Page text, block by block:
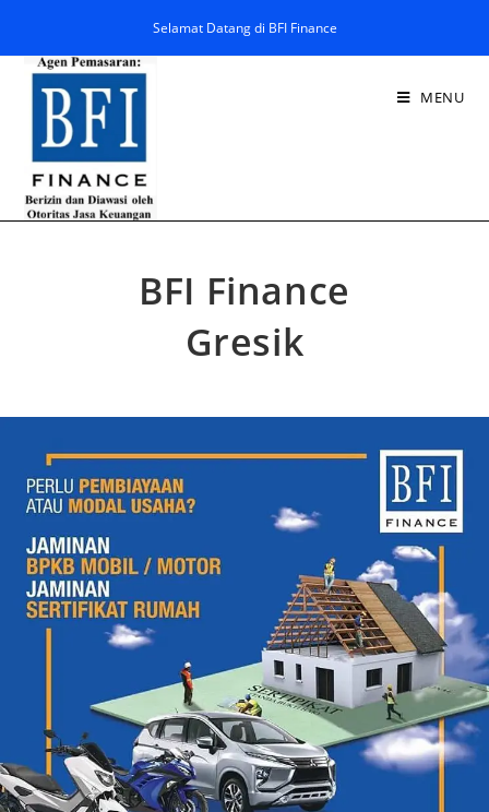
Selamat Datang di BFI Finance
MENU
BFI Finance
Gresik